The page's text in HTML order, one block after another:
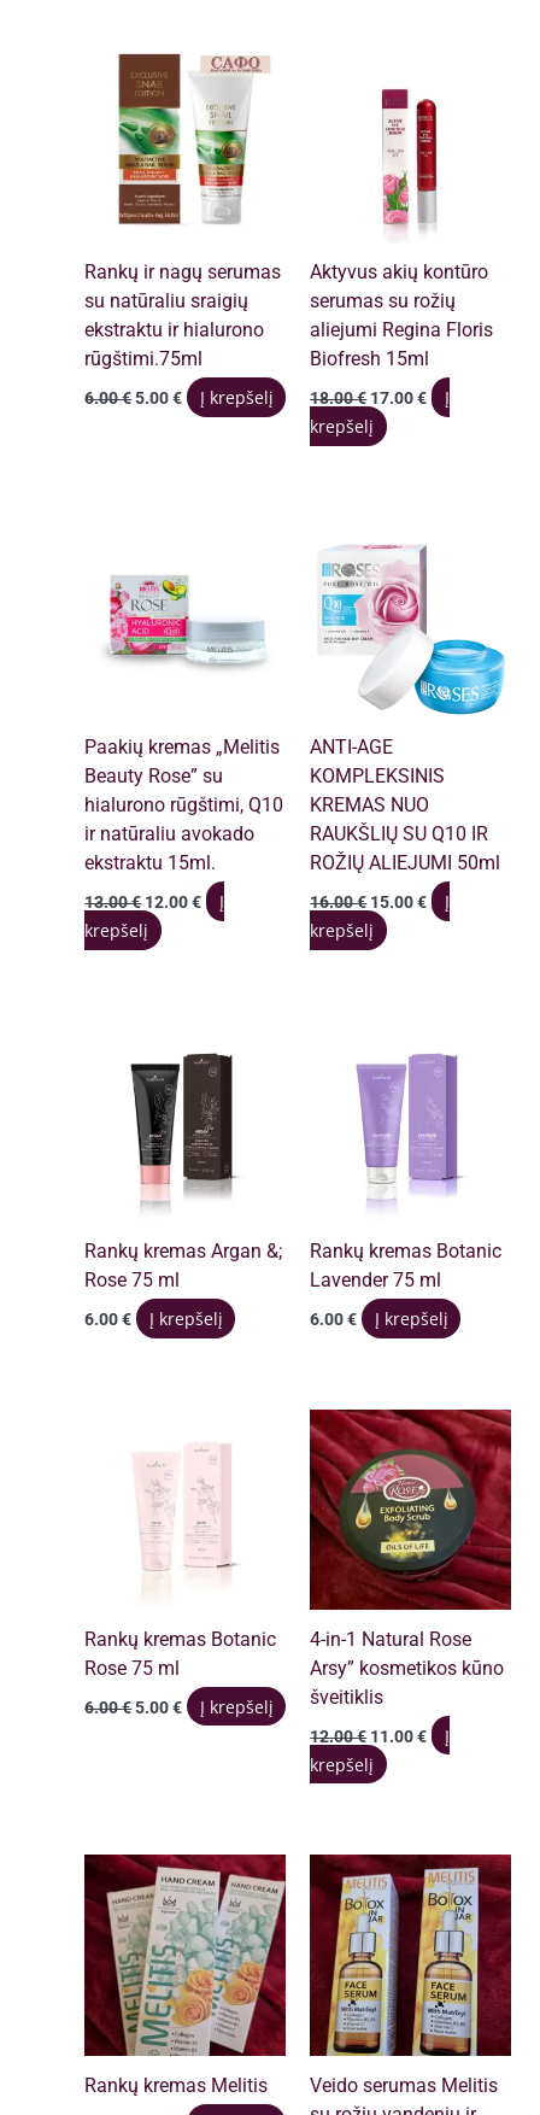
Rankų ir nagų serumas
su natūraliu sraigių
ekstraktu ir hialurono
rūgštimi.75ml
6.00€ Original
5.00€Current
price
Į krepšelį
Aktyvus akių kontūro
serumas su rožių
aliejumi Regina Floris
Biofresh 15ml
18.00€ Original
price
was:
17.00€Current
price
Į
krepšelį
Paakių kremas „Melitis
Beauty Rose” su
hialurono rūgštimi, Q10
ir natūraliu avokado
ekstraktu 15ml.
13.00€ Original
price
was:
12.00€Current
price
Į
krepšelį
ANTI-AGE
KOMPLEKSINIS
KREMAS NUO
RAUKŠLIŲ SU Q10 IR
ROŽIŲ ALIEJUMI 50ml
16.00€ Original
price
was:
15.00€Current
price
Į
krepšelį
Rankų kremas Argan &;
Rose 75 ml
6.00€ Į krepšelį
Rankų kremas Botanic
Lavender 75 ml
6.00€ Į krepšelį
Rankų kremas Botanic
Rose 75 ml
6.00€ Original
5.00€Current
price
Į krepšelį
4-in-1 Natural Rose
Arsy” kosmetikos kūno
šveitiklis
12.00€ Original
price
was:
11.00€Current
price
Į
krepšelį
Rankų kremas Melitis
Veido serumas Melitis